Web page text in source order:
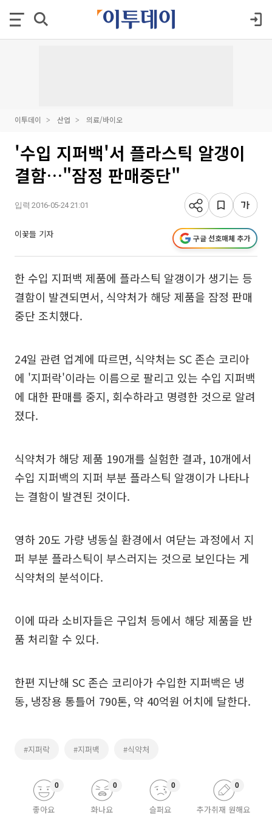
이투데이 산업 의료/바이오
'수입 지퍼백'서 플라스틱 알갱이
결함…"잠정 판매중단"
입력 2016-05-24 21:01
이꽃들 기자 구글 선호매체 추가
한 수입 지퍼백 제품에 플라스틱 알갱이가 생기는 등
결함이 발견되면서, 식약처가 해당 제품을 잠정 판매
중단 조치했다.
24일 관련 업계에 따르면, 식약처는 SC 존슨 코리아
에 '지퍼락'이라는 이름으로 팔리고 있는 수입 지퍼백
에 대한 판매를 중지, 회수하라고 명령한 것으로 알려
졌다.
식약처가 해당 제품 190개를 실험한 결과, 10개에서
수입 지퍼백의 지퍼 부분 플라스틱 알갱이가 나타나
는 결함이 발견된 것이다.
영하 20도 가량 냉동실 환경에서 여닫는 과정에서 지
퍼 부분 플라스틱이 부스러지는 것으로 보인다는 게
식약처의 분석이다.
이에 따라 소비자들은 구입처 등에서 해당 제품을 반
품 처리할 수 있다.
한편 지난해 SC 존슨 코리아가 수입한 지퍼백은 냉
동, 냉장용 통틀어 790톤, 약 40억원 어치에 달한다.
#지퍼락 #지퍼백 #식약처
좋아요
0
화나요
0
슬퍼요
0
추가취재 원해요
0